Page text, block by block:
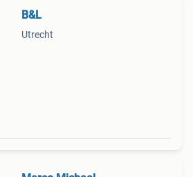
B&L
Utrecht